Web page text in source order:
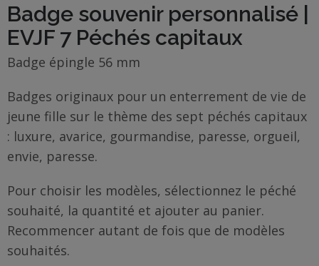
Badge souvenir personnalisé |
EVJF 7 Péchés capitaux
Badge épingle 56 mm
Badges originaux pour un enterrement de vie de
jeune fille sur le thème des sept péchés capitaux
: luxure, avarice, gourmandise, paresse, orgueil,
envie, paresse.
Pour choisir les modèles, sélectionnez le péché
souhaité, la quantité et ajouter au panier.
Recommencer autant de fois que de modèles
souhaités.
Maîtresses
/ Nounou /
Crèche
Famille
/
Enfants
Messages
rigolos
Noël
/
Fêtes